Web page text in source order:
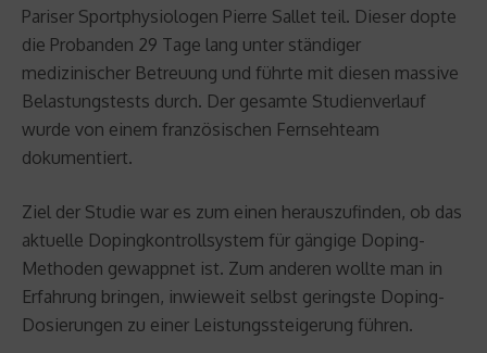
Pariser Sportphysiologen Pierre Sallet teil. Dieser dopte
die Probanden 29 Tage lang unter ständiger
medizinischer Betreuung und führte mit diesen massive
Belastungstests durch. Der gesamte Studienverlauf
wurde von einem französischen Fernsehteam
dokumentiert.
Ziel der Studie war es zum einen herauszufinden, ob das
aktuelle Dopingkontrollsystem für gängige Doping-
Methoden gewappnet ist. Zum anderen wollte man in
Erfahrung bringen, inwieweit selbst geringste Doping-
Dosierungen zu einer Leistungssteigerung führen.